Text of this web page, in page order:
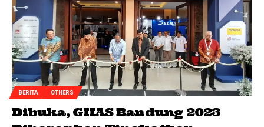
BERITA OTHERS
Dibuka, GIIAS Bandung 2023